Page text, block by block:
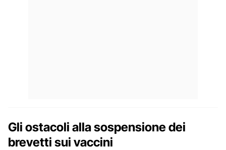
Gli ostacoli alla sospensione dei
brevetti sui vaccini